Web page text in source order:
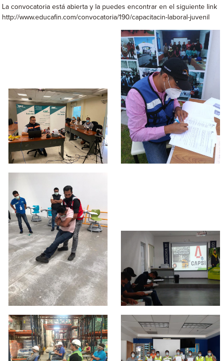
La convocatoria está abierta y la puedes encontrar en el siguiente link
http://www.educafin.com/convocatoria/190/capacitacin-laboral-juvenil